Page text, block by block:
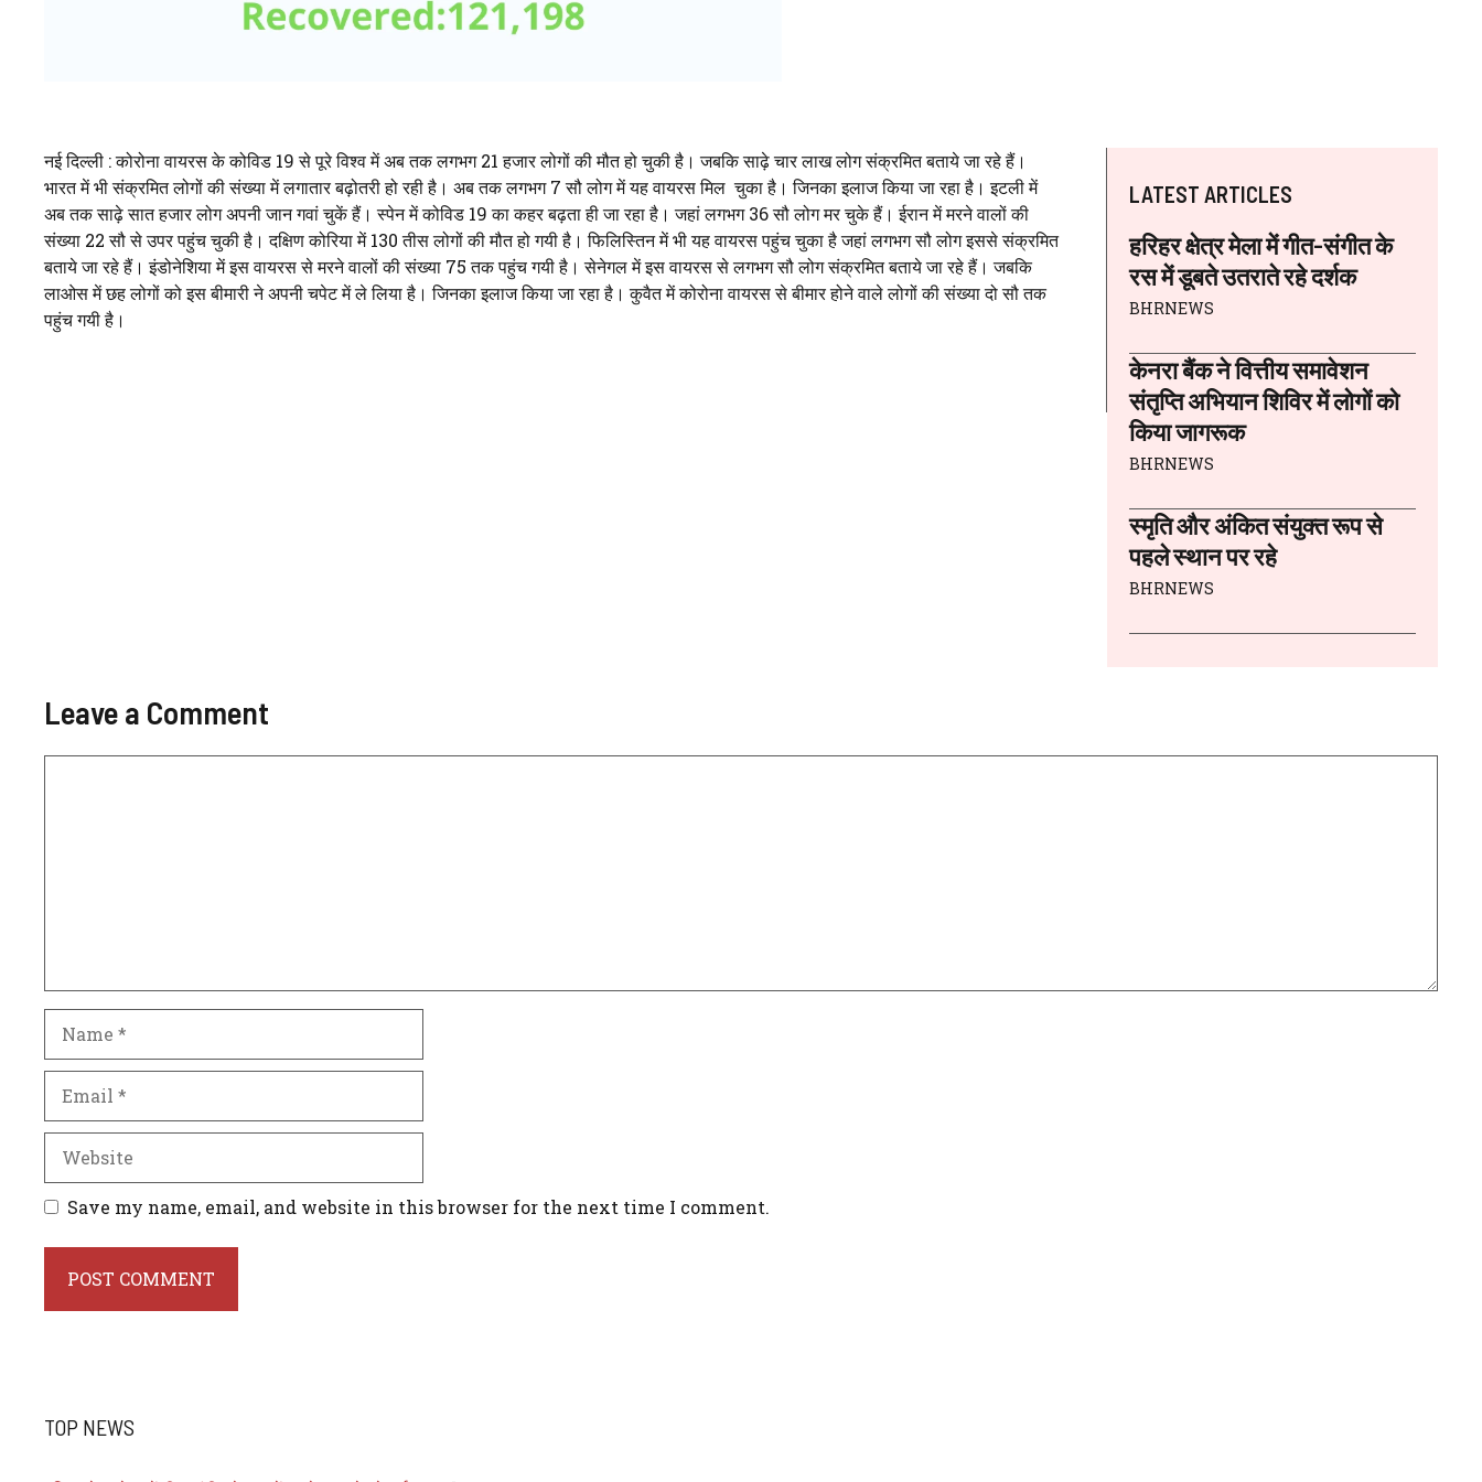
नई दिल्ली : कोरोना वायरस के कोविड 19 से पूरे विश्व में अब तक लगभग 21 हजार लोगों की मौत हो चुकी है। जबकि साढ़े चार लाख लोग संक्रमित बताये जा रहे हैं।
भारत में भी संक्रमित लोगों की संख्या में लगातार बढ़ोतरी हो रही है। अब तक लगभग 7 सौ लोग में यह वायरस मिल चुका है। जिनका इलाज किया जा रहा है। इटली में
अब तक साढ़े सात हजार लोग अपनी जान गवां चुकें हैं। स्पेन में कोविड 19 का कहर बढ़ता ही जा रहा है। जहां लगभग 36 सौ लोग मर चुके हैं। ईरान में मरने वालों की
संख्या 22 सौ से उपर पहुंच चुकी है। दक्षिण कोरिया में 130 तीस लोगों की मौत हो गयी है। फिलिस्तिन में भी यह वायरस पहुंच चुका है जहां लगभग सौ लोग इससे संक्रमित
बताये जा रहे हैं। इंडोनेशिया में इस वायरस से मरने वालों की संख्या 75 तक पहुंच गयी है। सेनेगल में इस वायरस से लगभग सौ लोग संक्रमित बताये जा रहे हैं। जबकि
लाओस में छह लोगों को इस बीमारी ने अपनी चपेट में ले लिया है। जिनका इलाज किया जा रहा है। कुवैत में कोरोना वायरस से बीमार होने वाले लोगों की संख्या दो सौ तक
पहुंच गयी है।
LATEST ARTICLES
हरिहर क्षेत्र मेला में गीत-संगीत के
रस में डूबते उतराते रहे दर्शक
BHRNEWS
केनरा बैंक ने वित्तीय समावेशन
संतृप्ति अभियान शिविर में लोगों को
किया जागरूक
BHRNEWS
स्मृति और अंकित संयुक्त रूप से
पहले स्थान पर रहे
BHRNEWS
Leave a Comment
Save my name, email, and website in this browser for the next time I comment.
TOP NEWS